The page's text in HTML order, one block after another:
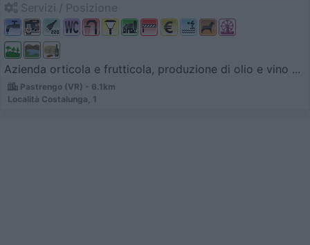
Azienda orticola e frutticola, produzione di olio e vino ...
Pastrengo (VR) - 6.1km
Località Costalunga, 1